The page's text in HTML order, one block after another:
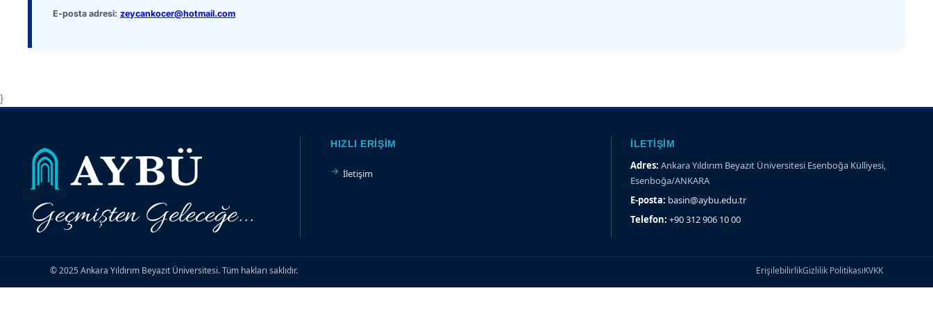
E-posta adresi: zeycankocer@hotmail.com
}
Geçmişten Geleceğe...
HIZLI ERIŞIM
İletişim
İLETIŞIM
Adres: Ankara Yıldırım Beyazıt Üniversitesi Esenboğa Külliyesi,
Esenboğa/ANKARA
E-posta: basin@aybu.edu.tr
Telefon: +90 312 906 10 00
© 2025 Ankara Yıldırım Beyazıt Üniversitesi. Tüm hakları saklıdır. ErişilebilirlikGizlilik PolitikasıKVKK